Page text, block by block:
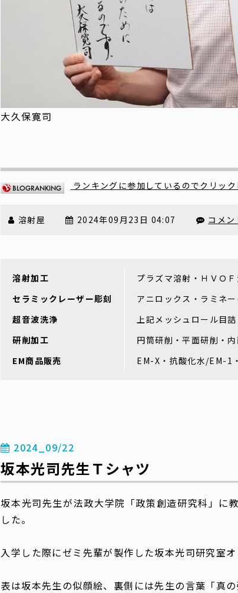
大久保寛司
ランキングに参加しているのでクリック
溶射屋 2024年09月23日 04:07 コメ
溶射加工
プラズマ溶射・ＨＶＯ
セラミックレーザー彫刻
アニロックス・ラミネ
超音波洗浄
上記メッシュロール目
研削加工
円筒研削・平面研削・
EM商品販売
EM-X・抗酸化水/EM-1
2024_09/22
坂本光司先生Ｔシャツ
坂本光司先生が法政大学院「政策創造研究科」に
した。
入学した際にゼミ先輩が製作した坂本光司研究室
表は坂本先生の似顔絵、裏側には先生の言葉「真